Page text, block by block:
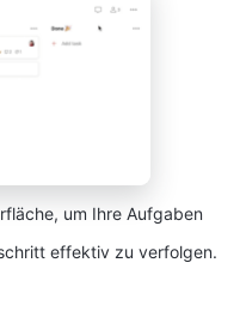
um Ihre Aufgaben
effektiv zu verfolgen.